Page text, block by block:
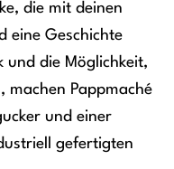
die mit deinen
eine Geschichte
und die Möglichkeit,
machen Pappmaché
und einer
gefertigten